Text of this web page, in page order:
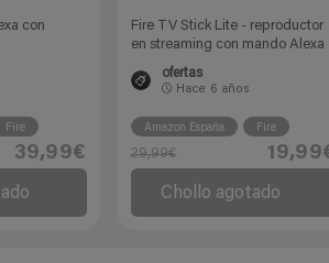
con
Fire
39,99€
Fire TV Stick Lite - reproductor
en streaming con mando Alexa
ofertas
Hace 6 años
Amazon España Fire
29,99€
Chollo agotado